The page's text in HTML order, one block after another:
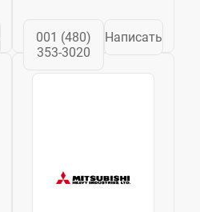
технологии для
эксплуатации
зданий и
промышленных
001 (480)
353-3020
Написать